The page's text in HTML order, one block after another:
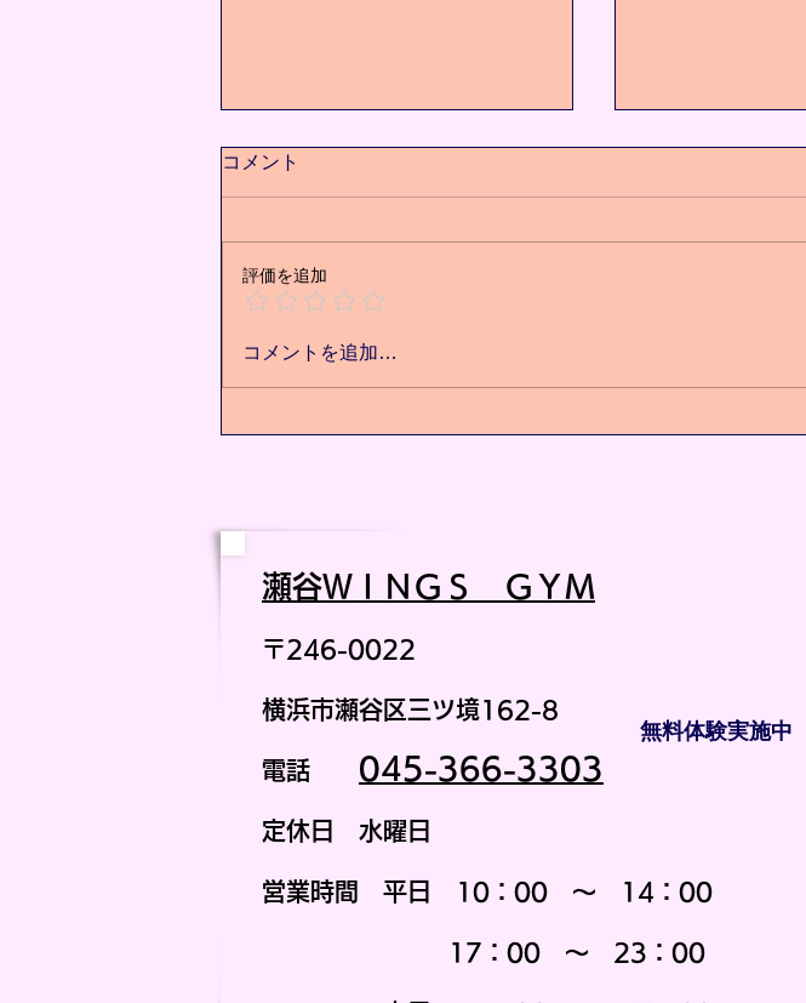
痩せた先にある未来⭐️
コメント
評価を追加
コメントを追加…
瀬谷ＷＩ ＮＧＳ ＧＹＭ
〒246-0022
横浜市瀬谷区三ツ境162-8
電話 045-366-3303
定休日 水曜日
営業時間 平日 1 0：00 ～ 14：00
17：00 ～ 23：00
無料体験実施中